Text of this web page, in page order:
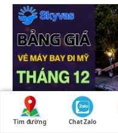
Tìm đường Chat Zalo